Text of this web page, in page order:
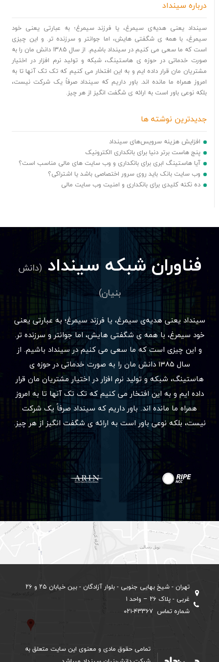
درباره سینداد
سینداد یعنی هدیه‌ی سیمرغ، یا فرزند سیمرغ؛ به عبارتی یعنی خود
سیمرغ، با همه ی شگفتی هایش، اما جوانتر و سرزنده تر. و این چیزی
است که ما سعی می کنیم در سینداد باشیم. از سال ۱۳۸۵ دانش مان را به
صورت خدماتی در حوزه ی هاستینگ، شبکه و تولید نرم افزار در اختیار
مشتریان مان قرار داده ایم و به این افتخار می کنیم که تک تک آنها تا به
امروز همراه ما مانده اند. باور داریم که سینداد صرفاً یک شرکت نیست،
بلکه نوعی باور است به ارائه ی شگفت انگیز از هر چیز.
جدیدترین نوشته ها
افزایش هزینه سرویس‌های سینداد
پنج هاست برتر دنیا برای بانکداری الکترونیک
آیا هاستینگ ابری برای بانکداری و وب سایت های مالی مناسب است؟
وب سایت بانک باید روی سرور اختصاصی باشد یا اشتراکی؟
ده نکته کلیدی برای بانکداری و امنیت وب سایت مالی
فناوران شبکه سینداد (دانش
بنیان)
سینداد یعنی هدیه‌ی سیمرغ، یا فرزند سیمرغ؛ به عبارتی یعنی
خود سیمرغ، با همه ی شگفتی هایش، اما جوانتر و سرزنده تر.
و این چیزی است که ما سعی می کنیم در سینداد باشیم. از
سال ۱۳۸۵ دانش مان را به صورت خدماتی در حوزه ی
هاستینگ، شبکه و تولید نرم افزار در اختیار مشتریان مان قرار
داده ایم و به این افتخار می کنیم که تک تک آنها تا به امروز
همراه ما مانده اند. باور داریم که سینداد صرفاً یک شرکت
نیست، بلکه نوعی باور است به ارائه ی شگفت انگیز از هر چیز.
تهران - شیخ بهایی جنوبی - بلوار آزادگان - بین خیابان ۲۵ و ۲۶
غربی - پلاک ۲۶ – واحد ۱
شماره تماس ۴۳۳۶۷-۰۲۱
تمامی حقوق مادی و معنوی این سایت متعلق به